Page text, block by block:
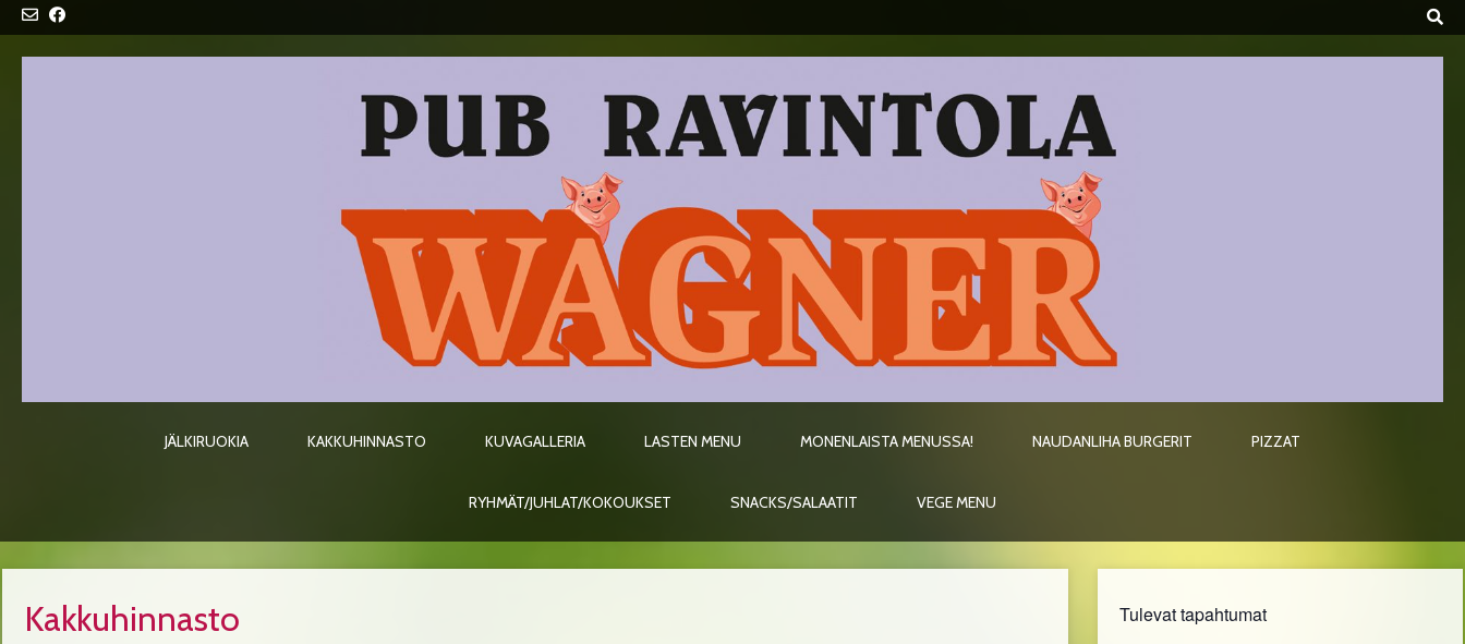
Skip
to
content
JÄLKIRUOKIA KAKKUHINNASTO KUVAGALLERIA LASTEN MENU MONENLAISTA MENUSSA! NAUDANLIHA BURGERIT PIZZAT
RYHMÄT/JUHLAT/KOKOUKSET SNACKS/SALAATIT VEGE MENU
Kakkuhinnasto Tulevat tapahtumat